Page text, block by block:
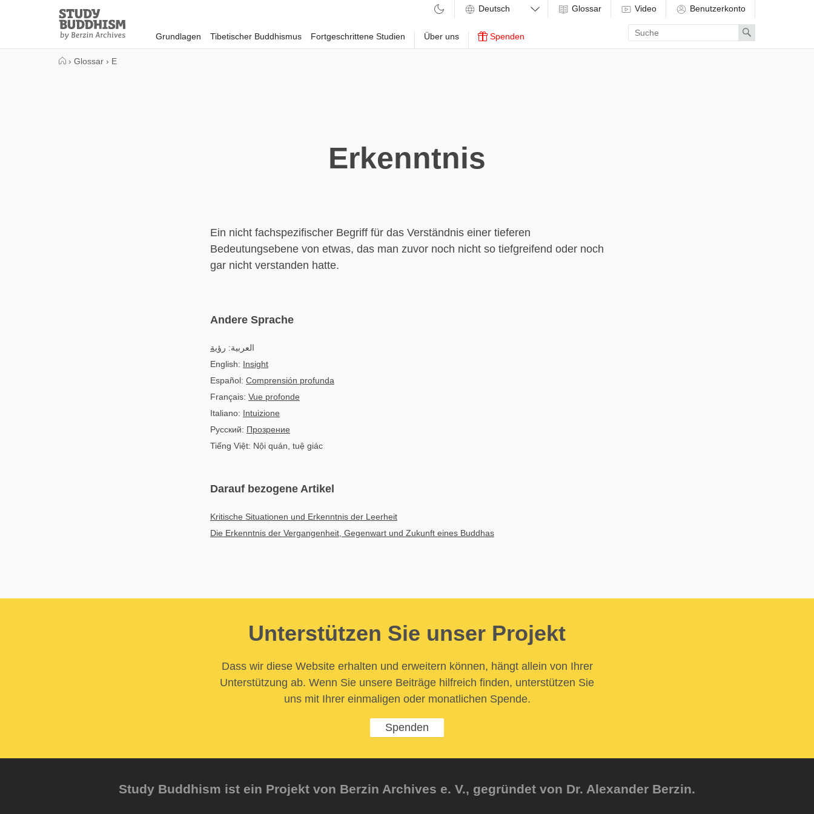
Study
Buddhism
Home
Grundlagen Tibetischer Buddhismus Fortgeschrittene Studien Über uns Spenden
Glossar Video Benutzerkonto
Enter
search
term
Search
› Glossar › E
Erkenntnis
Ein nicht fachspezifischer Begriff für das Verständnis einer tieferen
Bedeutungsebene von etwas, das man zuvor noch nicht so tiefgreifend oder noch
gar nicht verstanden hatte.
Andere Sprache
العربية: رؤية
English: Insight
Español: Comprensión profunda
Français: Vue profonde
Italiano: Intuizione
Русский: Прозрение
Tiếng Việt: Nội quán, tuệ giác
Darauf bezogene Artikel
Kritische Situationen und Erkenntnis der Leerheit
Die Erkenntnis der Vergangenheit, Gegenwart und Zukunft eines Buddhas
Unterstützen Sie unser Projekt
Dass wir diese Website erhalten und erweitern können, hängt allein von Ihrer
Unterstützung ab. Wenn Sie unsere Beiträge hilfreich finden, unterstützen Sie
uns mit Ihrer einmaligen oder monatlichen Spende.
Spenden
Study Buddhism ist ein Projekt von Berzin Archives e. V., gegründet von Dr. Alexander Berzin.